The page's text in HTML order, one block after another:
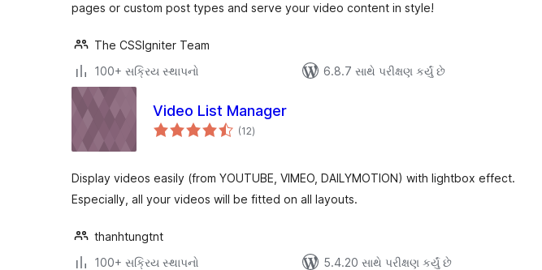
pages or custom post types and serve your video content in style!
The CSSIgniter Team
100+ સક્રિય સ્થાપનો
6.8.7 સાથે પરીક્ષણ કર્યું છે
Video List Manager
(12કુલ
રેટિંગ્સ
)
Display videos easily (from YOUTUBE, VIMEO, DAILYMOTION) with lightbox effect.
Especially, all your videos will be fitted on all layouts.
thanhtungtnt
100+ સક્રિય સ્થાપનો
5.4.20 સાથે પરીક્ષણ કર્યું છે